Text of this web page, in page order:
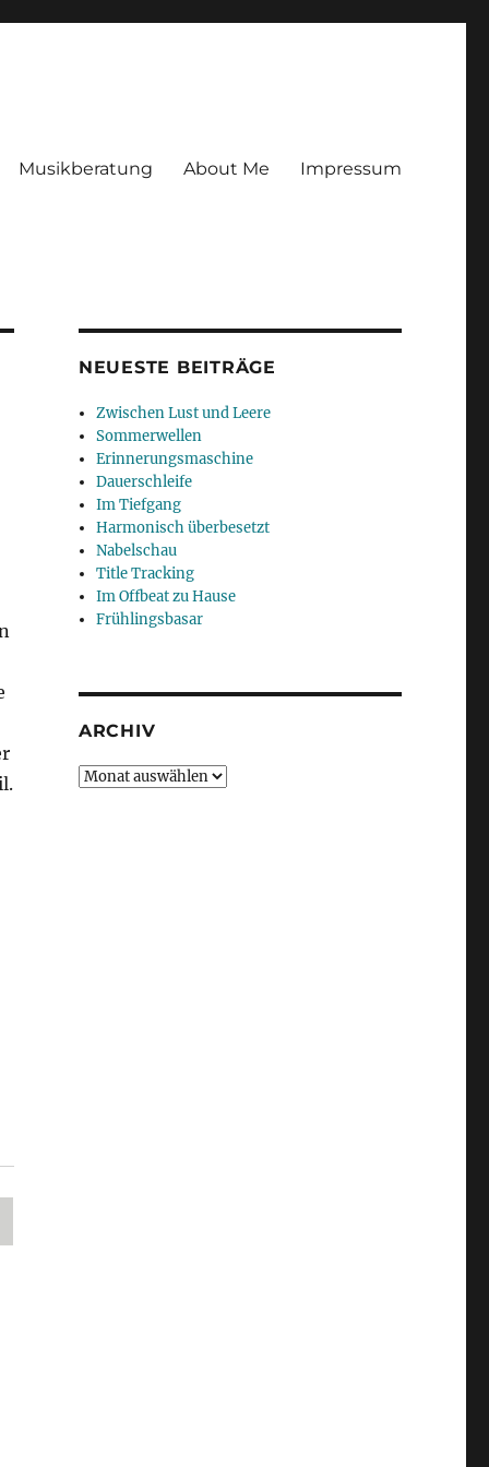
Musikberatung About Me Impressum
NEUESTE BEITRÄGE
Zwischen Lust und Leere
Sommerwellen
Erinnerungsmaschine
Dauerschleife
Im Tiefgang
Harmonisch überbesetzt
Nabelschau
Title Tracking
Im Offbeat zu Hause
Frühlingsbasar
ARCHIV
Archiv